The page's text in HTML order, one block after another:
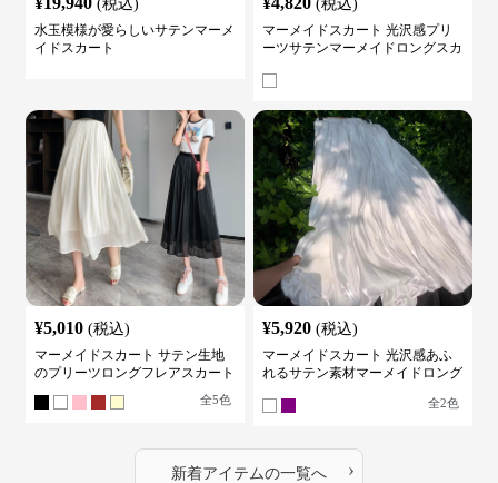
(税込)
水玉模様が愛らしいサテンマーメ
イドスカート
(税込)
マーメイドスカート 光沢感プリ
ーツサテンマーメイドロングスカ
¥5,010 (税込)
マーメイドスカート サテン生地
のプリーツロングフレアスカート
全5色
¥5,920 (税込)
マーメイドスカート 光沢感あふ
れるサテン素材マーメイドロング
全2色
新着アイテムの一覧へ ›